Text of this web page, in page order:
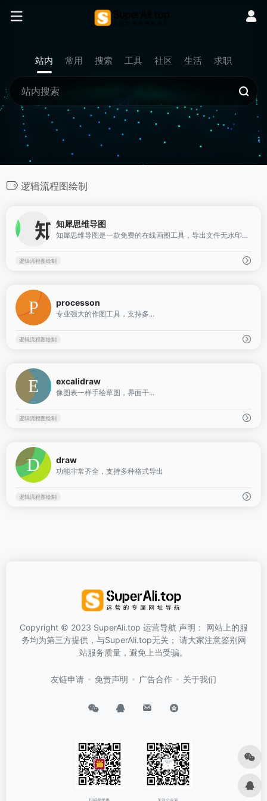
站内 常用 搜索 工具 社区 生活 求职
逻辑流程图绘制
知犀思维导图
知犀思维导图是一款免费的在线画图工具，导出文件无水印，导图分享链接不限制，且内置了100+行业思维导图模板文件。通过浏览器访问知犀网站即可在线画脑图
逻辑流程图绘制
processon
专业强大的作图工具，支持多...
逻辑流程图绘制
excalidraw
像图表一样手绘草图，界面干...
逻辑流程图绘制
draw
功能非常齐全，支持多种格式导出
逻辑流程图绘制
Copyright © 2023 SuperAli.top 运营导航 声明： 网站上的服
务均为第三方提供，与SuperAli.top无关； 请大家注意鉴别网
站服务质量，避免上当受骗。
友链申请 免责声明 广告合作 关于我们